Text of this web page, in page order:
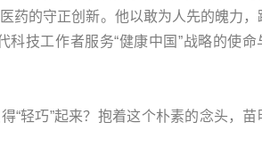
药的守正创新。他以敢为人先的魄力，
技工作者服务“健康中国”战略的使命
“轻巧”起来？抱着这个朴素的念头，苗